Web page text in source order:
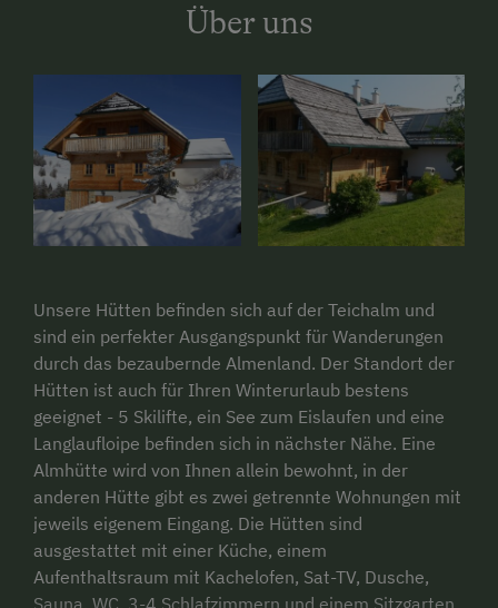
Über uns
Unsere Hütten befinden sich auf der Teichalm und
sind ein perfekter Ausgangspunkt für Wanderungen
durch das bezaubernde Almenland. Der Standort der
Hütten ist auch für Ihren Winterurlaub bestens
geeignet - 5 Skilifte, ein See zum Eislaufen und eine
Langlaufloipe befinden sich in nächster Nähe. Eine
Almhütte wird von Ihnen allein bewohnt, in der
anderen Hütte gibt es zwei getrennte Wohnungen mit
jeweils eigenem Eingang. Die Hütten sind
ausgestattet mit einer Küche, einem
Aufenthaltsraum mit Kachelofen, Sat-TV, Dusche,
Sauna, WC, 3-4 Schlafzimmern und einem Sitzgarten